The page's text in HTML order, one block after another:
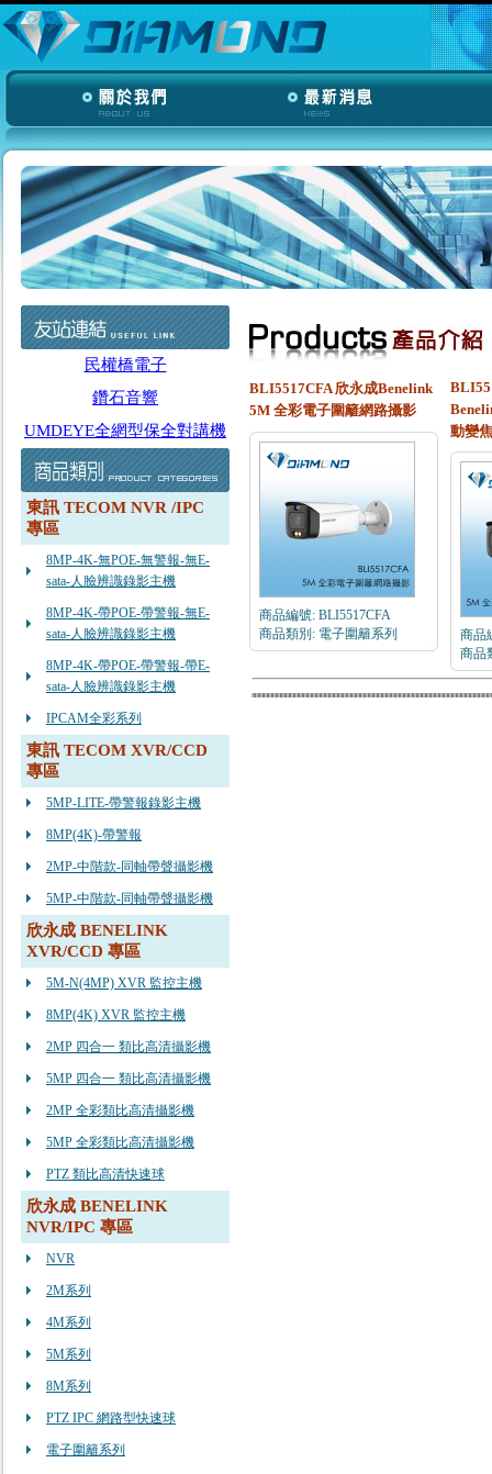
民權橋電子
鑽石音響
UMDEYE全網型保全對講機
東訊 TECOM NVR /IPC
專區
8MP-4K-無POE-無警報-無E-
sata-人臉辨識錄影主機
8MP-4K-帶POE-帶警報-無E-
sata-人臉辨識錄影主機
8MP-4K-帶POE-帶警報-帶E-
sata-人臉辨識錄影主機
IPCAM全彩系列
東訊 TECOM XVR/CCD
專區
5MP-LITE-帶警報錄影主機
8MP(4K)-帶警報
2MP-中階款-同軸帶聲攝影機
5MP-中階款-同軸帶聲攝影機
欣永成 BENELINK
XVR/CCD 專區
5M-N(4MP) XVR 監控主機
8MP(4K) XVR 監控主機
2MP 四合一 類比高清攝影機
5MP 四合一 類比高清攝影機
2MP 全彩類比高清攝影機
5MP 全彩類比高清攝影機
PTZ 類比高清快速球
欣永成 BENELINK
NVR/IPC 專區
NVR
2M系列
4M系列
5M系列
8M系列
PTZ IPC 網路型快速球
電子圍籬系列
BLI5517CFA 欣永成Benelink
5M 全彩電⼦圍籬網路攝影
商品編號: BLI5517CFA
商品類別: 電子圍籬系列
動變
商品
商品